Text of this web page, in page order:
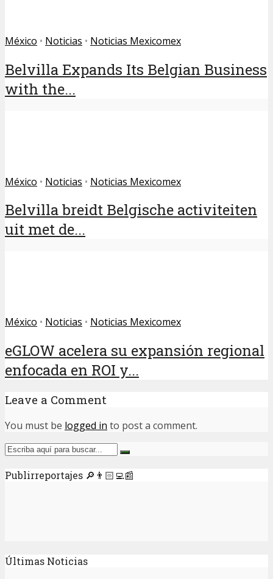
México • Noticias • Noticias Mexicomex
Belvilla Expands Its Belgian Business
with the...
México • Noticias • Noticias Mexicomex
Belvilla breidt Belgische activiteiten
uit met de...
México • Noticias • Noticias Mexicomex
eGLOW acelera su expansión regional
enfocada en ROI y...
Leave a Comment
You must be logged in to post a comment.
Publirreportajes 🔎👨🏻‍💻📰
Últimas Noticias